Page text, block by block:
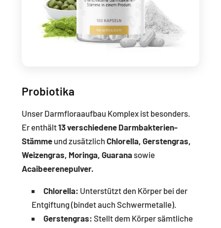
Probiotika
Unser Darmfloraaufbau Komplex ist besonders.
Er enthält13 verschiedene Darmbakterien-
Stämme und zusätzlich Chlorella, Gerstengras,
Weizengras, Moringa, Guaranasowie
Acaibeerenepulver.
Chlorella: Unterstützt den Körper bei der
Entgiftung (bindet auch Schwermetalle).
Gerstengras: Stellt dem Körper sämtliche